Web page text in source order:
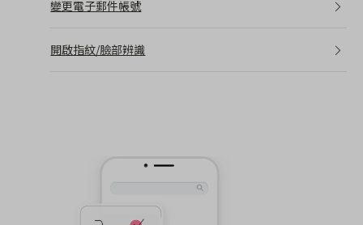
變更電子郵件帳號
開啟指紋/臉部辨識